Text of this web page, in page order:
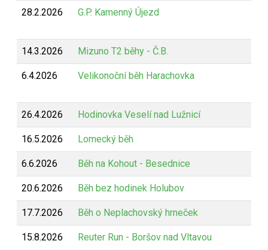
28.2.2026 G.P. Kamenný Újezd
14.3.2026 Mizuno T2 běhy - Č.B.
6.4.2026 Velikonoční běh Harachovka
26.4.2026 Hodinovka Veselí nad Lužnicí
16.5.2026 Lomecký běh
6.6.2026 Běh na Kohout - Besednice
20.6.2026 Běh bez hodinek Holubov
17.7.2026 Běh o Neplachovský hrneček
15.8.2026 Reuter Run - Boršov nad Vltavou